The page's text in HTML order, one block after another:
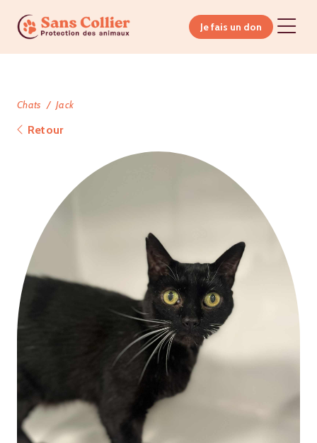
Je fais un don
Chats Jack
Retour